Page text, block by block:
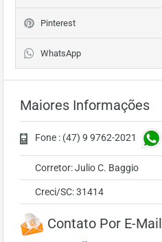
Pinterest
WhatsApp
Maiores Informações
Fone : (47) 9 9762-2021
Corretor: Julio C. Baggio
Creci/SC: 31414
Contato Por E-Mail